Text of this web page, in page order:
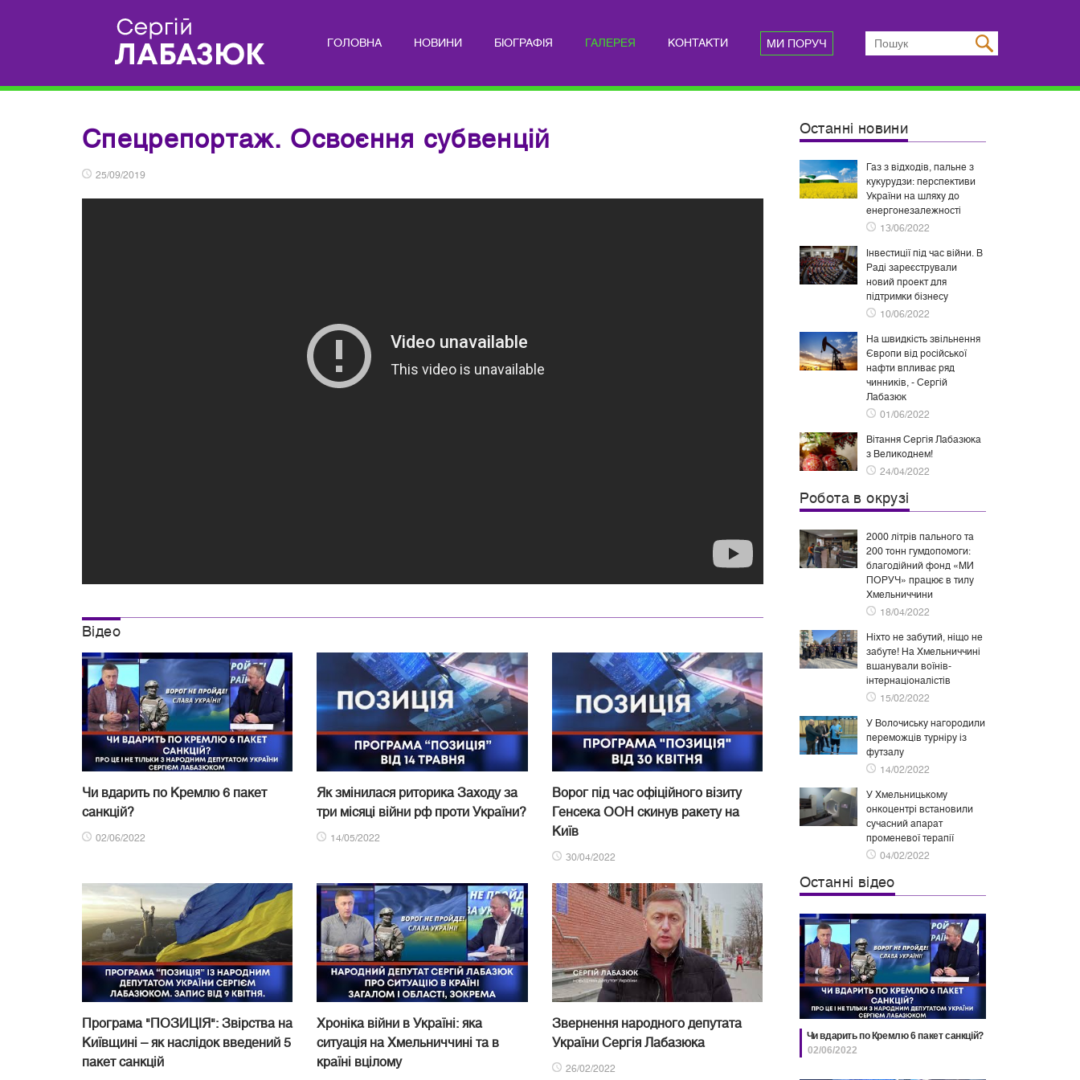
ГОЛОВНА НОВИНИ БІОГРАФІЯ ГАЛЕРЕЯ КОНТАКТИ МИ ПОРУЧ
Спецрепортаж. Освоєння субвенцій
25/09/2019
Вiдео
Чи вдарить по Кремлю 6 пакет
санкцій?
02/06/2022
Як змінилася риторика Заходу за
три місяці війни рф проти України?
14/05/2022
Ворог під час офіційного візиту
Генсека ООН скинув ракету на
Київ
30/04/2022
Програма "ПОЗИЦІЯ": Звірства на
Київщині – як наслідок введений 5
пакет санкцій
Хроніка війни в Україні: яка
ситуація на Хмельниччині та в
країні вцілому
Звернення народного депутата
України Сергія Лабазюка
26/02/2022
Останні новини
Газ з відходів, пальне з
кукурудзи: перспективи
України на шляху до
енергонезалежності
13/06/2022
Інвестиції під час війни. В
Раді зареєстрували
новий проект для
підтримки бізнесу
10/06/2022
На швидкість звільнення
Європи від російської
нафти впливає ряд
чинників, - Сергій
Лабазюк
01/06/2022
Вітання Сергія Лабазюка
з Великоднем!
24/04/2022
Робота в окрузі
2000 літрів пального та
200 тонн гумдопомоги:
благодійний фонд «МИ
ПОРУЧ» працює в тилу
Хмельниччини
18/04/2022
Ніхто не забутий, ніщо не
забуте! На Хмельниччині
вшанували воїнів-
інтернаціоналістів
15/02/2022
У Волочиську нагородили
переможців турніру із
футзалу
14/02/2022
У Хмельницькому
онкоцентрі встановили
сучасний апарат
променевої терапії
04/02/2022
Останні відео
Чи вдарить по Кремлю 6 пакет санкцій?
02/06/2022